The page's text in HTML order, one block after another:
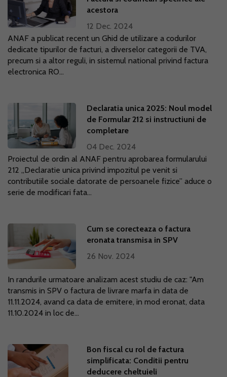
acestora
12 Dec. 2024
ANAF a publicat recent un Ghid de utilizare a codurilor
dedicate tipurilor de facturi, a diverselor categorii de TVA,
precum si a altor reguli, in sistemul national privind factura
electronica RO...
Declaratia unica 2025: Noul model
de Formular 212 si instructiuni de
completare
04 Dec. 2024
Proiectul de ordin al ANAF pentru aprobarea formularului
212 „Declaratie unica privind impozitul pe venit si
contributiile sociale datorate de persoanele fizice” aduce o
serie de modificari fata...
Cum se corecteaza o factura
eronata transmisa in SPV
26 Nov. 2024
In randurile urmatoare analizam acest studiu de caz: "Am
transmis in SPV o factura de livrare marfa in data de
11.11.2024, avand ca data de emitere, in mod eronat, data
11.10.2024 in loc de...
Bon fiscal cu rol de factura
simplificata: Conditii pentru
deducere cheltuieli